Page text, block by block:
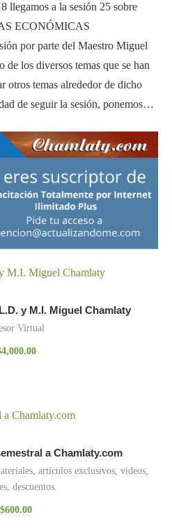
llegamos a la sesión 25 sobre
ECONÓMICAS
por parte del Maestro Miguel
de los diversos temas que se han
otros temas alrededor de dicho
de seguir la sesión, ponemos…
y M.I. Miguel Chamlaty
Virtual
4,000.00
a Chamlaty.com
artículos exclusivos, videos,
descuentos.
$600.00